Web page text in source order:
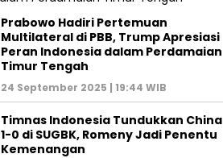
Prabowo Hadiri Pertemuan
Multilateral di PBB, Trump Apresiasi
Peran Indonesia dalam Perdamaian
Timur Tengah
24 September 2025 | 19:44 WIB
Timnas Indonesia Tundukkan China
1-0 di SUGBK, Romeny Jadi Penentu
Kemenangan